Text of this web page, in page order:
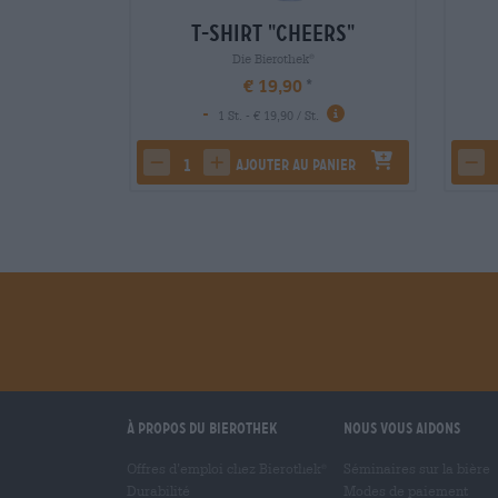
T-Shirt "Cheers"
Die Bierothek®
€ 19,90
-
1 St. - € 19,90 / St.
decrease quantity
increase quantity
Ajouter au panier
À propos du Bierothek Nous vous aidons